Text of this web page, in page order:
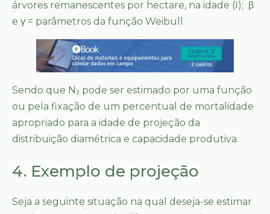
árvores remanescentes por hectare, na idade (I); β
e γ = parâmetros da função Weibull.
Sendo que N₂ pode ser estimado por uma função
ou pela fixação de um percentual de mortalidade
apropriado para a idade de projeção da
distribuição diamétrica e capacidade produtiva.
4. Exemplo de projeção
Seja a seguinte situação na qual deseja-se estimar